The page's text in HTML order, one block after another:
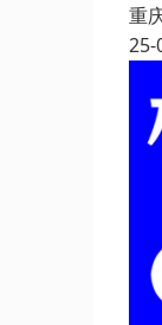
重
25-